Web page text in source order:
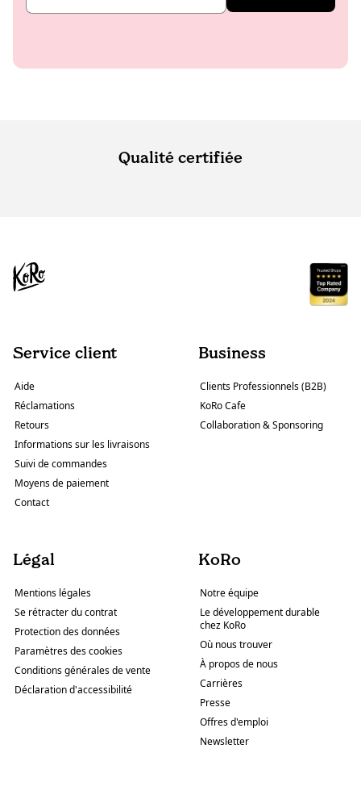
Qualité certifiée
Service client
Aide
Réclamations
Retours
Informations sur les livraisons
Suivi de commandes
Moyens de paiement
Contact
Business
Clients Professionnels (B2B)
KoRo Cafe
Collaboration & Sponsoring
Légal
Mentions légales
Se rétracter du contrat
Protection des données
Paramètres des cookies
Conditions générales de vente
Déclaration d'accessibilité
KoRo
Notre équipe
Le développement durable
chez KoRo
Où nous trouver
À propos de nous
Carrières
Presse
Offres d'emploi
Newsletter